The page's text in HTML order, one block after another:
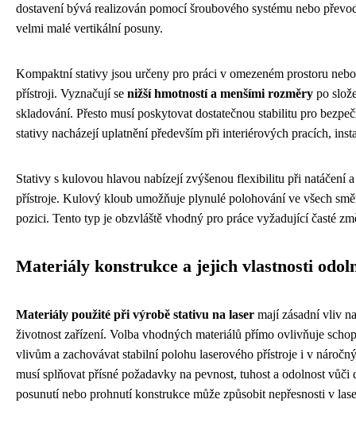
dostavení bývá realizován pomocí šroubového systému nebo
velmi malé vertikální posuny.
Kompaktní stativy jsou určeny pro práci v omezeném prostoru
přístroji. Vyznačují se nižší hmotností a menšími rozměry po
skladování. Přesto musí poskytovat dostatečnou stabilitu pro
stativy nacházejí uplatnění především při interiérových pracích,
Stativy s kulovou hlavou nabízejí zvýšenou flexibilitu při natáčení
přístroje. Kulový kloub umožňuje plynulé polohování ve všech
pozici. Tento typ je obzvláště vhodný pro práce vyžadující časté
Materiály konstrukce a jejich vlastnosti
Materiály použité při výrobě stativu na laser mají zásadní vliv
životnost zařízení. Volba vhodných materiálů přímo ovlivňuje
vlivům a zachovávat stabilní polohu laserového přístroje i v
musí splňovat přísné požadavky na pevnost, tuhost a odolnost
posunutí nebo prohnutí konstrukce může způsobit nepřesnosti v